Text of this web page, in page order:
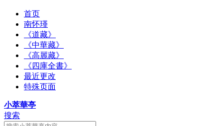
首页
南怀瑾
《道藏》
《中華藏》
《高麗藏》
《四庫全書》
最近更改
特殊页面
小萃華亭
搜索